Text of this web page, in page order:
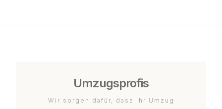
Umzugsprofis
Wir sorgen dafür, dass Ihr Umzug